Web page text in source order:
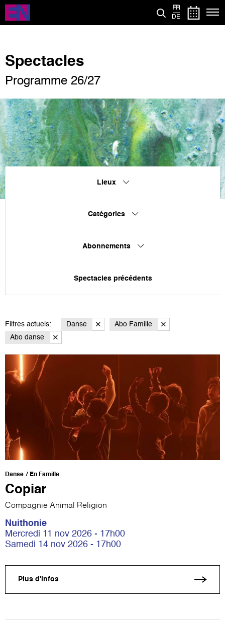
Aller
contenu
FR
DE
Spectacles
Programme 26/27
Lieux
Catégories
Abonnements
Spectacles précédents
Filtres actuels: Danse
Abo Famille
Abo danse
Danse En Famille
Copiar
Compagnie Animal Religion
Nuithonie
Mercredi 11 nov 2026 - 17h00
Samedi 14 nov 2026 - 17h00
Plus d'infos